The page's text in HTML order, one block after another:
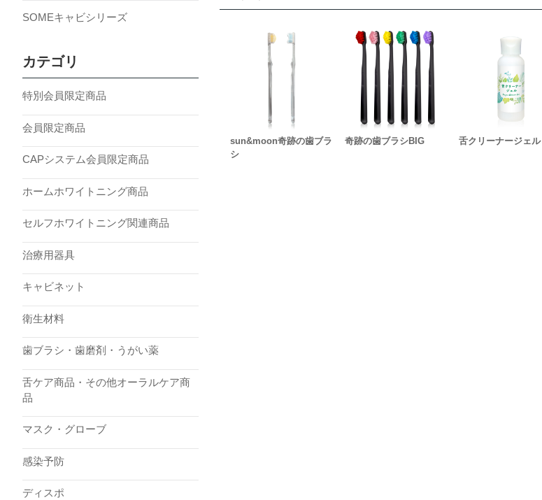
sun&moon奇跡の歯ブラ
シ
奇跡の歯ブラシBIG 舌クリーナージェル
SOMEキャビシリーズ
カテゴリ
特別会員限定商品
会員限定商品
CAPシステム会員限定商品
ホームホワイトニング商品
セルフホワイトニング関連商品
治療用器具
キャビネット
衛生材料
歯ブラシ・歯磨剤・うがい薬
舌ケア商品・その他オーラルケア商
品
マスク・グローブ
感染予防
ディスポ